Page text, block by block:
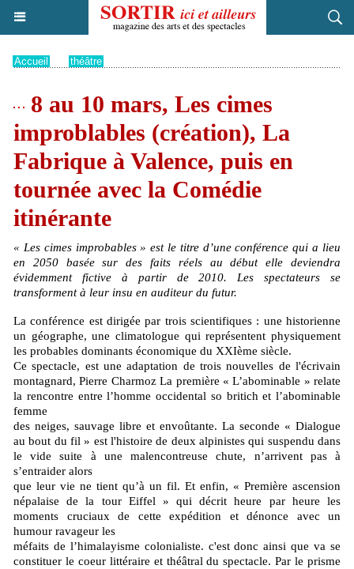
Accueil théâtre
8 au 10 mars, Les cimes
improblables (création), La
Fabrique à Valence, puis en
tournée avec la Comédie
itinérante
« Les cimes improbables » est le titre d’une conférence qui a lieu
en 2050 basée sur des faits réels au début elle deviendra
évidemment fictive à partir de 2010. Les spectateurs se
transforment à leur insu en auditeur du futur.
La conférence est dirigée par trois scientifiques : une historienne
un géographe, une climatologue qui représentent physiquement
les probables dominants économique du XXIème siècle.
Ce spectacle, est une adaptation de trois nouvelles de l'écrivain
montagnard, Pierre Charmoz La première « L’abominable » relate
la rencontre entre l’homme occidental so britich et l’abominable
femme
des neiges, sauvage libre et envoûtante. La seconde « Dialogue
au bout du fil » est l'histoire de deux alpinistes qui suspendu dans
le vide suite à une malencontreuse chute, n’arrivent pas à
s’entraider alors
que leur vie ne tient qu’à un fil. Et enfin, « Première ascension
népalaise de la tour Eiffel » qui décrit heure par heure les
moments cruciaux de cette expédition et dénonce avec un
humour ravageur les
méfaits de l’himalayisme colonialiste. c'est donc ainsi que va se
constituer le coeur littéraire et théâtral du spectacle. Par le prisme